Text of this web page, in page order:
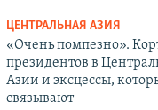
ЦЕНТРАЛЬНАЯ АЗИЯ
«Очень помпезно».
президентов в
Азии и эксцессы,
связывают